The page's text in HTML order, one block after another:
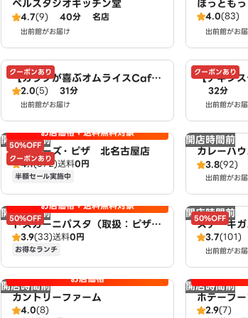
ベルスタジオキッチン堂
4.7(9) 40分 名店
出前館がお届け
ほっとも
4.0(83)
出前館がお
クーポンあり
【カラダが喜ぶオムライスCaf
e】Egg House～豊山店～
2.0(5) 31分
出前館がお届け
クーポンあり
【チキン
Of
32分
出前館がお
開店時間前
50%OFF
クーポンあり
お店価格＋送料無料対象
アオキーズ・ピザ 北名古屋店
4.1(372)送料0円
半額セール実施中
開店時間前
カレーハ
弥生町店
3.8(92)
出前館がお
開店時間前
50%OFF
お店価格＋送料無料対象
トスカーニパスタ（取扱：ピザハ
ット北名古屋徳重店）
3.9(33)送料0円
お得なランチ
開店時間前
50%OFF
ステーキ
3.7(101)
出前館がお
開店時間前 お店価格
カントリーファーム
4.0(8)
開店時間前
ホテーフ
2.9(7)